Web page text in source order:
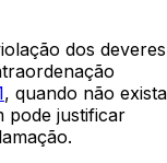
dos deveres
, quando não exista
pode justificar